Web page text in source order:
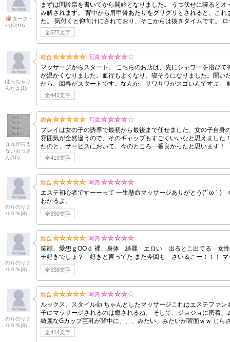
ターク・
ハル(10)
まずは問診票を書いてから開始となりました。 うつ伏せに寝ると
み解されます。 背中から肩甲骨あたりをグリグリとされると、こ
た。 気付くと仰向けにされており、そこからは抜きタイムです。
気持ち良すぎでそのまま発射しちゃいました。
全577文字
ぽっちゃり
んだよ(1)
総合 写真
マッサージからスタート。 こちらのお店は、先にシャワーを浴びて待つためプレイ時間が長くお
が温かくなりました。血行もよくなり、寝そうになりました。聞いたところ、
から、回春がスタートです。なんか、サワサワがスゴいんですよ。
全442文字
九九が言え
ないおっさ
ん (16)
総合 写真
プレイは女の子の誘導で最初から最後まで任せました、女の子自
雰囲気が全然違うので、そのギャップもすごくいいなと思えまし
たのと、サービスにおいて、今のところ一番良かったと思います！
全419文字
のりのり２
００％(3)
総合 写真
エステ初心者ですーーって 一生懸命マッサージありがとう(*´ω｀) 全然やれてるよ☆彡 まず、ルックスレベルの高さに驚か
わかるよ。
全390文字
のりのり２
００％(3)
総合 写真
笑顔、愛想ｇOOｄ 裸、身体 綺麗 エロい 出るとこ出てる 女性らしく お尻好き アツいよ マッサージ
全338文字
のりのり２
００％(3)
総合 写真
ルックス、スタイル👍 ちゃんとしたマッサージこれはエステファンも喜
子にマッサージされるのは癒されるね。 そして、ジョジョに密着、ムラ
綺麗なGカップ巨乳が背中に、、、みたい、みたいが背面ｗｗ じ
全414文字